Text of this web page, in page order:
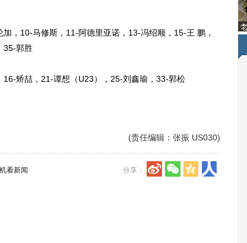
10-马修斯，11-阿德里亚诺，13-冯绍顺，15-王 鹏，
35-郭胜
矫喆，21-谭想（U23），25-刘鑫瑜，33-郭松
(责任编辑：张振 US030)
分享：
看新闻